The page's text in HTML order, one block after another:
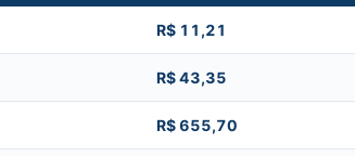
R$ 11,21
R$ 43,35
R$ 655,70